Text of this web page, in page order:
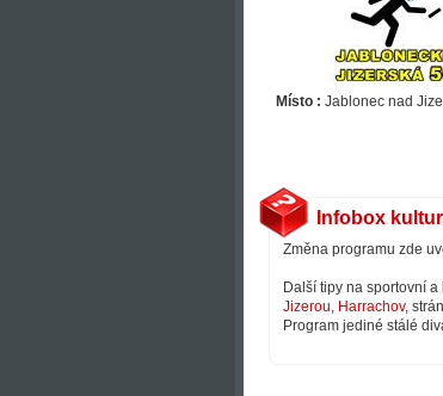
Místo : Jablonec nad
Infobox
Změna programu zde
Další tipy na sportovní
Jizerou, Harrachov,
Program jediné stálé